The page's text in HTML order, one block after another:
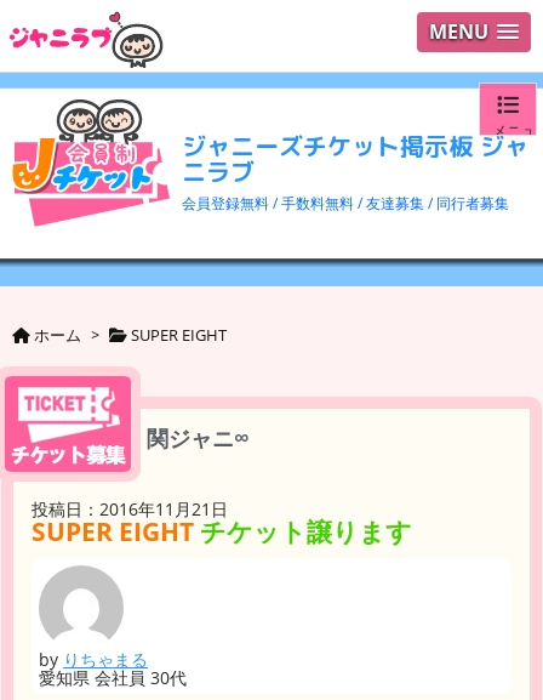
MENU
ジャニーズチケット掲示板 ジャ
ニラブ
会員登録無料 / 手数料無料 / 友達募集 / 同行者募集
メニュ
ログイ
ユーザ
ホーム > SUPER EIGHT
関ジャニ∞
投稿日：2016年11月21日
SUPER EIGHT チケット譲ります
by りちゃまる
愛知県 会社員 30代